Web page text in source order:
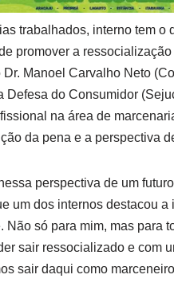
trabalhados, interno tem o
promover a
Dr. Manoel Carvalho Neto
Defesa do Consumidor
na área de
da pena e a perspectiva
perspectiva de um
um dos internos destacou a
Não só para mim, mas para
sair ressocializado e com
sair daqui como